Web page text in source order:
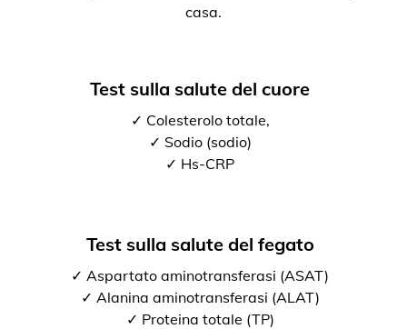
casa.
Test sulla salute del cuore
✓ Colesterolo totale,
✓ Sodio (sodio)
✓ Hs-CRP
Test sulla salute del fegato
✓ Aspartato aminotransferasi (ASAT)
✓ Alanina aminotransferasi (ALAT)
✓ Proteina totale (TP)